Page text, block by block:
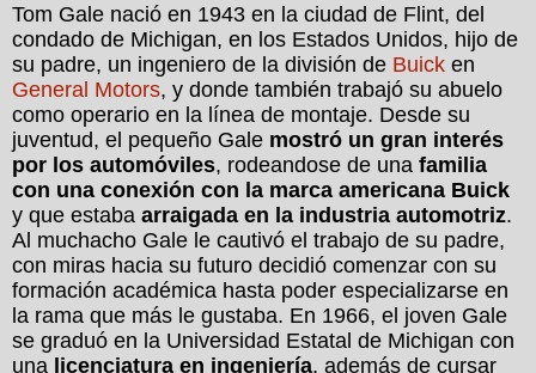
Tom Gale nació en 1943 en la ciudad de Flint, del
condado de Michigan, en los Estados Unidos, hijo de
su padre, un ingeniero de la división de Buick en
General Motors, y donde también trabajó su abuelo
como operario en la línea de montaje. Desde su
juventud, el pequeño Gale mostró un gran interés
por los automóviles, rodeandose de una familia
con una conexión con la marca americana Buick
y que estaba arraigada en la industria automotriz.
Al muchacho Gale le cautivó el trabajo de su padre,
con miras hacia su futuro decidió comenzar con su
formación académica hasta poder especializarse en
la rama que más le gustaba. En 1966, el joven Gale
se graduó en la Universidad Estatal de Michigan con
una licenciatura en ingeniería, además de cursar